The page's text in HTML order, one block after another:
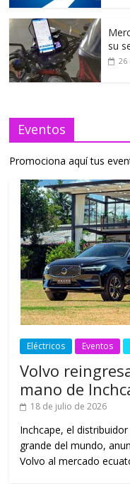
su
26
Eventos
Promociona aquí tus
Eléctricos Eventos
Volvo
mano de
18 de julio de 2026
Inchcape, el
grande del mundo,
Volvo al mercado